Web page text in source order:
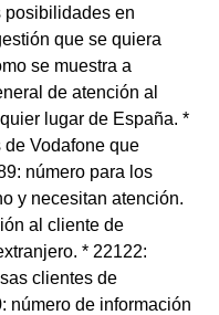
posibilidades en
que se quiera
se muestra a
de atención al
lugar de España. *
Vodafone que
número para los
y necesitan atención.
al cliente de
* 22122:
clientes de
número de información